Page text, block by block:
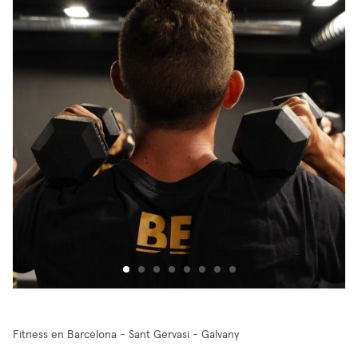
Fitness en Barcelona - Sant Gervasi - Galvany